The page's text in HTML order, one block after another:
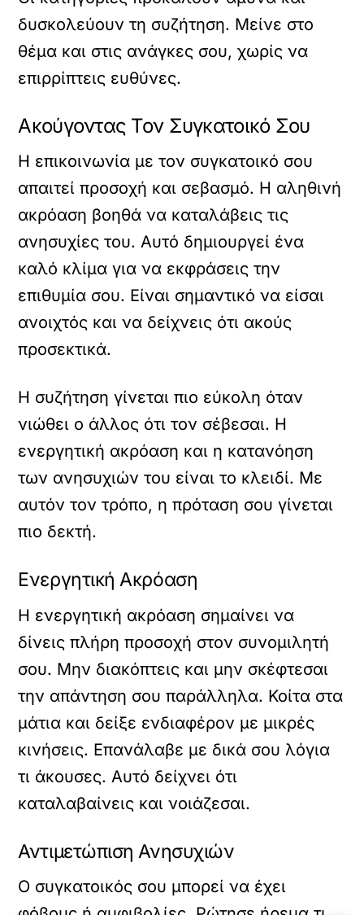
δυσκολεύουν τη συζήτηση. Μείνε στο
θέμα και στις ανάγκες σου, χωρίς να
επιρρίπτεις ευθύνες.
Ακούγοντας Τον Συγκατοικό Σου
Η επικοινωνία με τον συγκατοικό σου
απαιτεί προσοχή και σεβασμό. Η αληθινή
ακρόαση βοηθά να καταλάβεις τις
ανησυχίες του. Αυτό δημιουργεί ένα
καλό κλίμα για να εκφράσεις την
επιθυμία σου. Είναι σημαντικό να είσαι
ανοιχτός και να δείχνεις ότι ακούς
προσεκτικά.
Η συζήτηση γίνεται πιο εύκολη όταν
νιώθει ο άλλος ότι τον σέβεσαι. Η
ενεργητική ακρόαση και η κατανόηση
των ανησυχιών του είναι το κλειδί. Με
αυτόν τον τρόπο, η πρόταση σου γίνεται
πιο δεκτή.
Ενεργητική Ακρόαση
Η ενεργητική ακρόαση σημαίνει να
δίνεις πλήρη προσοχή στον συνομιλητή
σου. Μην διακόπτεις και μην σκέφτεσαι
την απάντηση σου παράλληλα. Κοίτα στα
μάτια και δείξε ενδιαφέρον με μικρές
κινήσεις. Επανάλαβε με δικά σου λόγια
τι άκουσες. Αυτό δείχνει ότι
καταλαβαίνεις και νοιάζεσαι.
Αντιμετώπιση Ανησυχιών
Ο συγκατοικός σου μπορεί να έχει